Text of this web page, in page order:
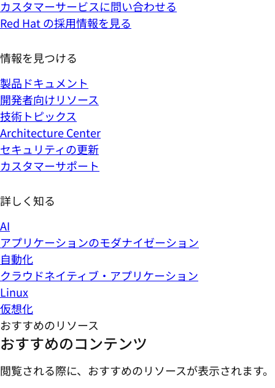
カスタマーサービスに問い合わせる
Red Hat の採用情報を見る
情報を見つける
製品ドキュメント
開発者向けリソース
技術トピックス
Architecture Center
セキュリティの更新
カスタマーサポート
詳しく知る
AI
アプリケーションのモダナイゼーション
自動化
クラウドネイティブ・アプリケーション
Linux
仮想化
おすすめのリソース
おすすめのコンテンツ
閲覧される際に、おすすめのリソースが表示されます。